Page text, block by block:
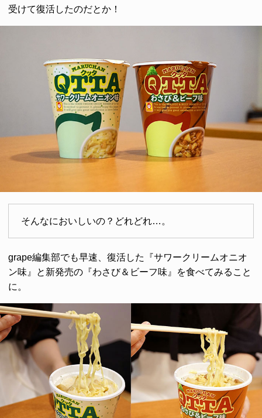
受けて復活したのだとか！
そんなにおいしいの？どれどれ…。
grape編集部でも早速、復活した『サワークリームオニオ
ン味』と新発売の『わさび＆ビーフ味』を食べてみること
に。